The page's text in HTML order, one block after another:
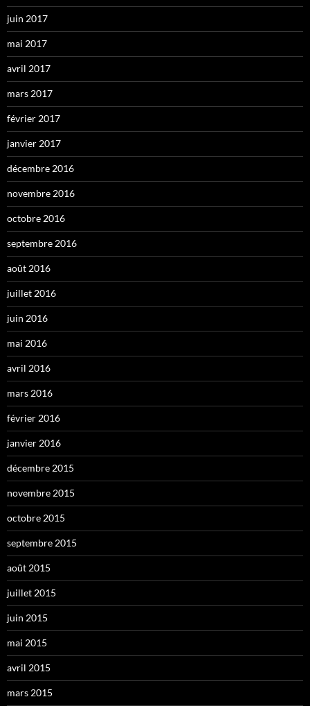
juin 2017
mai 2017
avril 2017
mars 2017
février 2017
janvier 2017
décembre 2016
novembre 2016
octobre 2016
septembre 2016
août 2016
juillet 2016
juin 2016
mai 2016
avril 2016
mars 2016
février 2016
janvier 2016
décembre 2015
novembre 2015
octobre 2015
septembre 2015
août 2015
juillet 2015
juin 2015
mai 2015
avril 2015
mars 2015